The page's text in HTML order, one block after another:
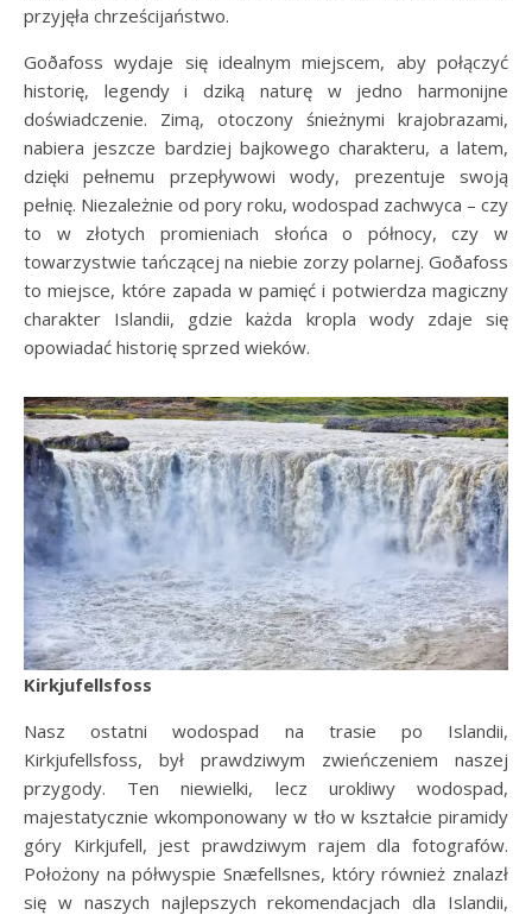
przyjęła chrześcijaństwo.
Goðafoss wydaje się idealnym miejscem, aby połączyć
historię, legendy i dziką naturę w jedno harmonijne
doświadczenie. Zimą, otoczony śnieżnymi krajobrazami,
nabiera jeszcze bardziej bajkowego charakteru, a latem,
dzięki pełnemu przepływowi wody, prezentuje swoją
pełnię. Niezależnie od pory roku, wodospad zachwyca – czy
to w złotych promieniach słońca o północy, czy w
towarzystwie tańczącej na niebie zorzy polarnej. Goðafoss
to miejsce, które zapada w pamięć i potwierdza magiczny
charakter Islandii, gdzie każda kropla wody zdaje się
opowiadać historię sprzed wieków.
Kirkjufellsfoss
Nasz ostatni wodospad na trasie po Islandii,
Kirkjufellsfoss, był prawdziwym zwieńczeniem naszej
przygody. Ten niewielki, lecz urokliwy wodospad,
majestatycznie wkomponowany w tło w kształcie piramidy
góry Kirkjufell, jest prawdziwym rajem dla fotografów.
Położony na półwyspie Snæfellsnes, który również znalazł
się w naszych najlepszych rekomendacjach dla Islandii,